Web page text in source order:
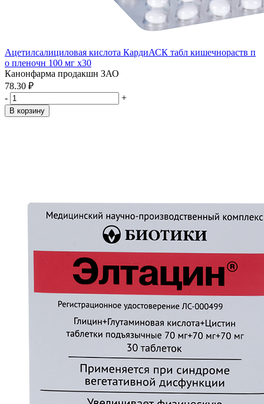
Ацетилсалициловая кислота КардиАСК табл кишечнораств п
о пленочн 100 мг x30
Канонфарма продакшн ЗАО
78.30 ₽
-
+
В корзину